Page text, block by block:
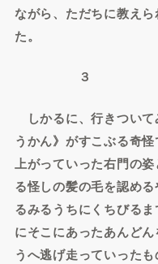
ながら、ただちに教え
た。
３
しかるに、行きつい
うかん》がすこぶる奇
上がっていった右門の
る怪しの髪の毛を認め
るみるうちにくちびる
にそこにあったあんど
うへ逃げ走っていった